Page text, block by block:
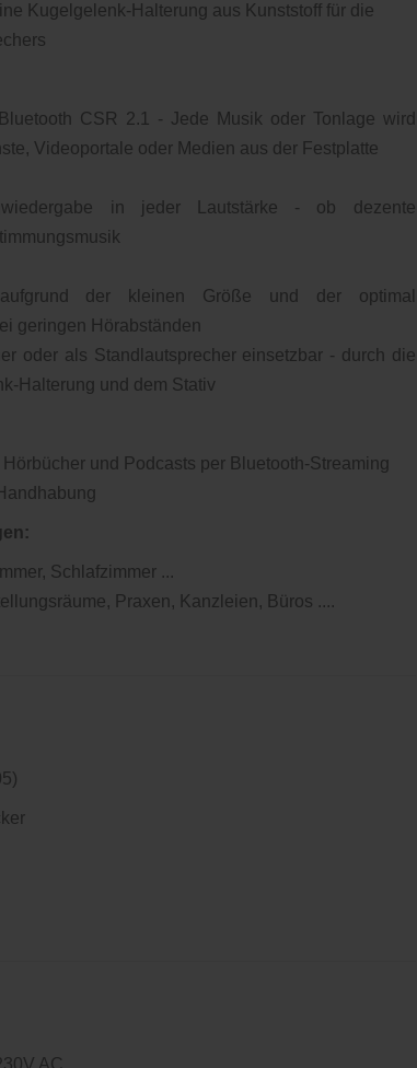
Kugelgelenk-Halterung aus Kunststoff für die
CSR 2.1 - Jede Musik oder Tonlage wird
Videoportale oder Medien aus der Festplatte
in jeder Lautstärke - ob dezente
aufgrund der kleinen Größe und der optimal
geringen Hörabständen
oder als Standlautsprecher einsetzbar - durch die
Halterung und dem Stativ
und Podcasts per Bluetooth-Streaming
Schlafzimmer ...
Praxen, Kanzleien, Büros ....
AC